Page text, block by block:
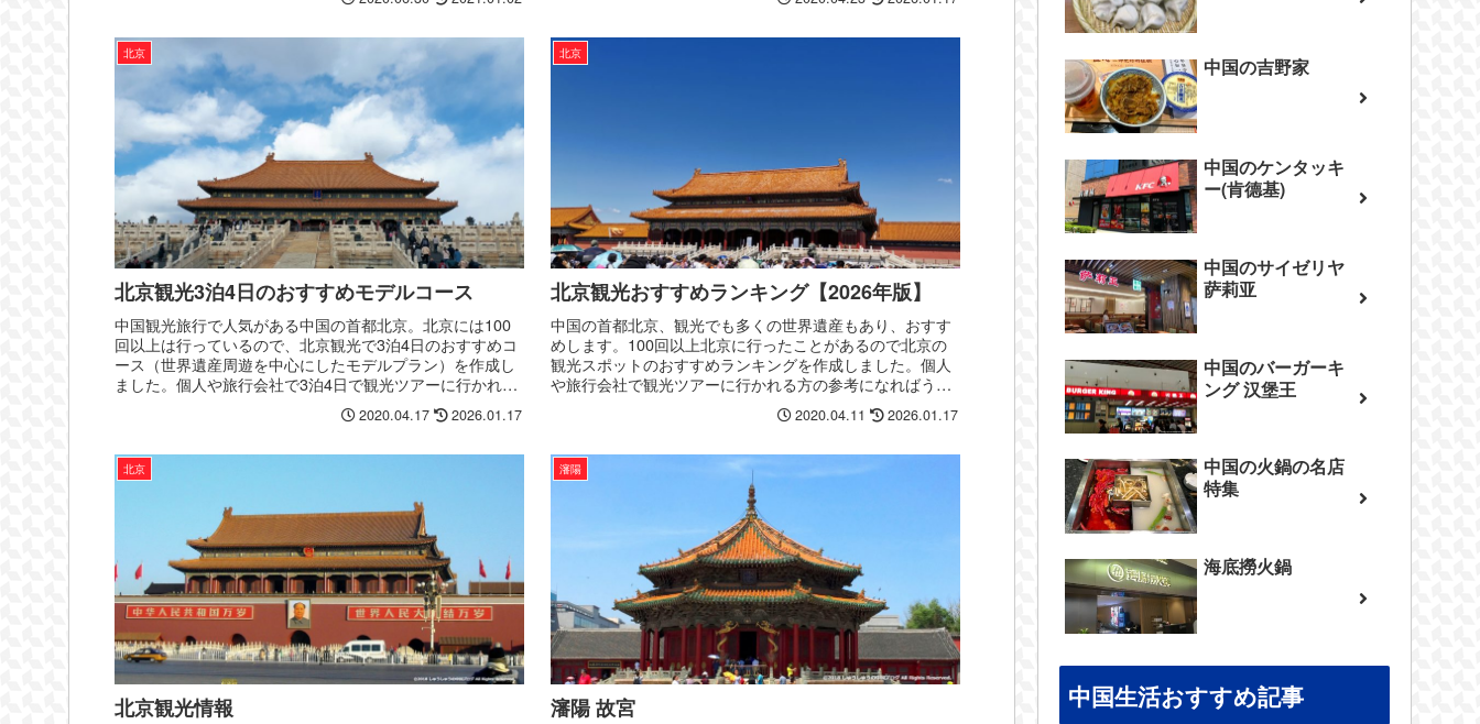
北京
北京観光3泊4日のおすすめモデルコース
中国観光旅行で人気がある中国の首都北京。北京には100
回以上は行っているので、北京観光で3泊4日のおすすめコ
ース（世界遺産周遊を中心にしたモデルプラン）を作成し
ました。個人や旅行会社で3泊4日で観光ツアーに行かれる
2020.04.17 2026.01.17
北京
北京観光おすすめランキング【2026年版】
中国の首都北京、観光でも多くの世界遺産もあり、おすす
めします。100回以上北京に行ったことがあるので北京の
観光スポットのおすすめランキングを作成しました。個人
や旅行会社で観光ツアーに行かれる方の参考になればうれ
2020.04.11 2026.01.17
北京
北京観光情報
瀋陽
瀋陽 故宮
中国の吉野家
中国のケンタッキ
ー(肯德基)
中国のサイゼリヤ
萨莉亚
中国のバーガーキ
ング 汉堡王
中国の火鍋の名店
特集
海底撈火鍋
中国生活おすすめ記事